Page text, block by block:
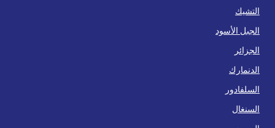
التشيك
الجبل الأسود
الجزائر
الدنمارك
السلفادور
السنغال